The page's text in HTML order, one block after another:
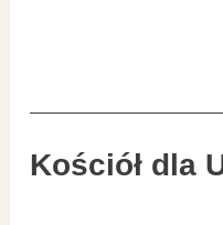
Kościół dla